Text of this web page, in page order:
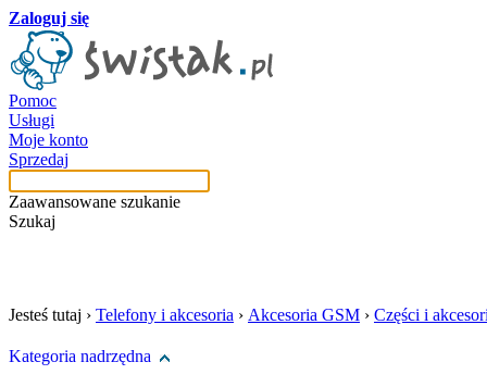
Zaloguj się
Pomoc
Usługi
Moje konto
Sprzedaj
Zaawansowane szukanie
Szukaj
Jesteś tutaj › Telefony i akcesoria › Akcesoria GSM › Części i
Kategoria nadrzędna